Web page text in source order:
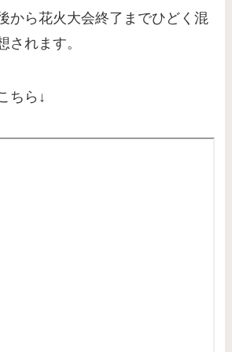
から花火大会終了までひどく混
されます。
ちら↓